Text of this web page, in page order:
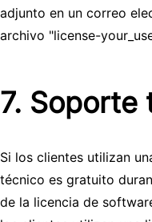
adjunto en un correo
archivo "license-
7. Soporte
Si los clientes utilizan
técnico es gratuito
de la licencia de